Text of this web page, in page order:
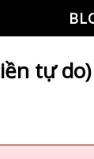
tự do)